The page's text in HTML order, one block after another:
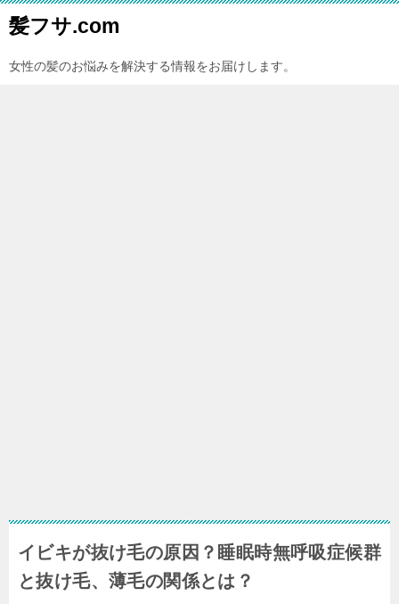
髪フサ.com
女性の髪のお悩みを解決する情報をお届けします。
イビキが抜け毛の原因？睡眠時無呼吸症候群
と抜け毛、薄毛の関係とは？